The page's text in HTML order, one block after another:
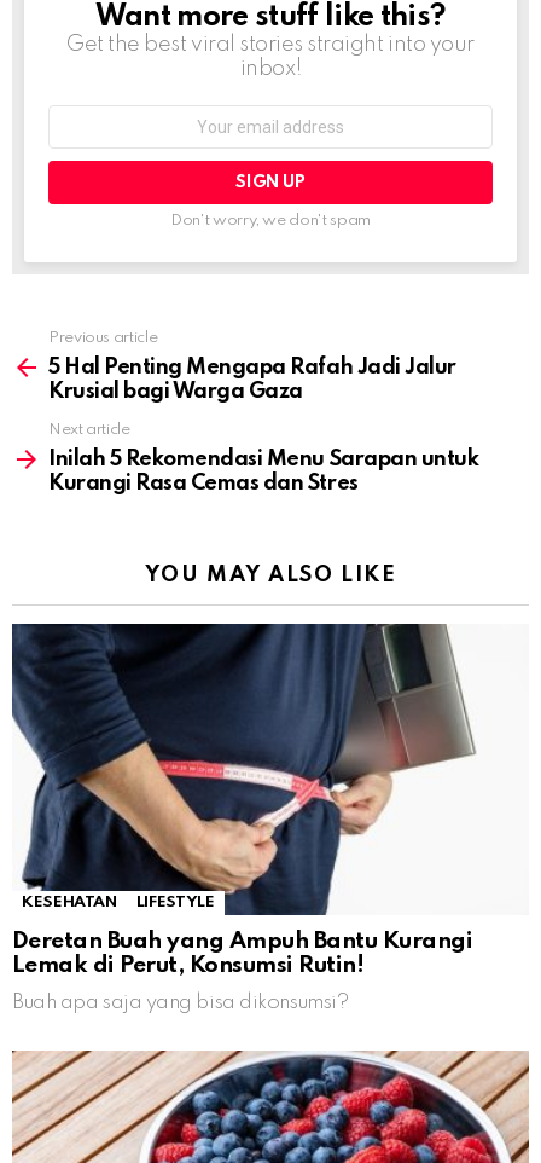
NEWSLETTER
Want more stuff like this?
Get the best viral stories straight into your
inbox!
Don't worry, we don't spam
more
Previous article
5 Hal Penting Mengapa Rafah Jadi Jalur
Krusial bagi Warga Gaza
Next article
Inilah 5 Rekomendasi Menu Sarapan untuk
Kurangi Rasa Cemas dan Stres
YOU MAY ALSO LIKE
KESEHATAN LIFESTYLE
Deretan Buah yang Ampuh Bantu Kurangi
Lemak di Perut, Konsumsi Rutin!
Buah apa saja yang bisa dikonsumsi?